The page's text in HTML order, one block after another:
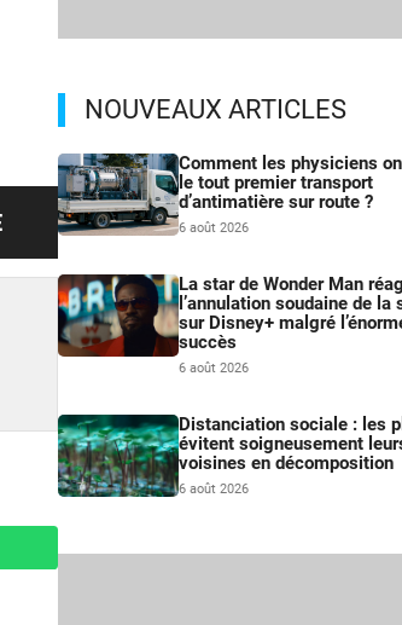
NOUVEAUX ARTICLES
Comment les physiciens
le tout premier transport
d’antimatière sur route ?
6 août 2026
La star de Wonder Man
l’annulation soudaine de la
sur Disney+ malgré
succès
6 août 2026
Distanciation sociale : les
évitent soigneusement
voisines en décomposition
6 août 2026